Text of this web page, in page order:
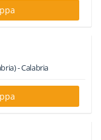
-Calabria